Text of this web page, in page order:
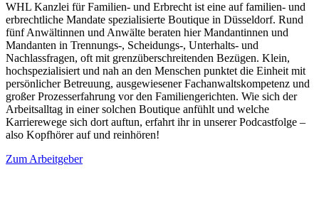
WHL Kanzlei für Familien- und Erbrecht ist eine auf familien- und
erbrechtliche Mandate spezialisierte Boutique in Düsseldorf. Rund
fünf Anwältinnen und Anwälte beraten hier Mandantinnen und
Mandanten in Trennungs-, Scheidungs-, Unterhalts- und
Nachlassfragen, oft mit grenzüberschreitenden Bezügen. Klein,
hochspezialisiert und nah an den Menschen punktet die Einheit mit
persönlicher Betreuung, ausgewiesener Fachanwaltskompetenz und
großer Prozesserfahrung vor den Familiengerichten. Wie sich der
Arbeitsalltag in einer solchen Boutique anfühlt und welche
Karrierewege sich dort auftun, erfahrt ihr in unserer Podcastfolge –
also Kopfhörer auf und reinhören!
Zum Arbeitgeber